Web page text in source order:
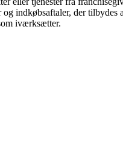
indkøbsaftaler, der tilbydes
iværksætter.